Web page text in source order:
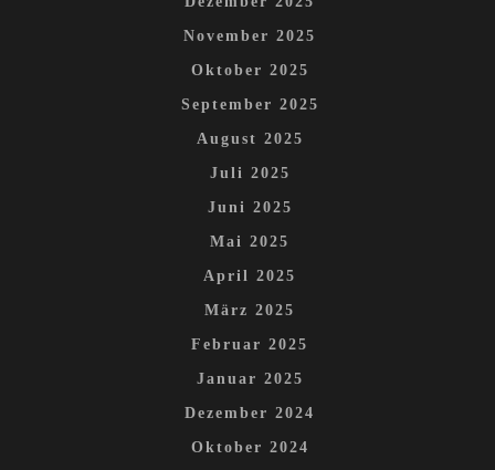
November 2025
Oktober 2025
September 2025
August 2025
Juli 2025
Juni 2025
Mai 2025
April 2025
März 2025
Februar 2025
Januar 2025
Dezember 2024
Oktober 2024